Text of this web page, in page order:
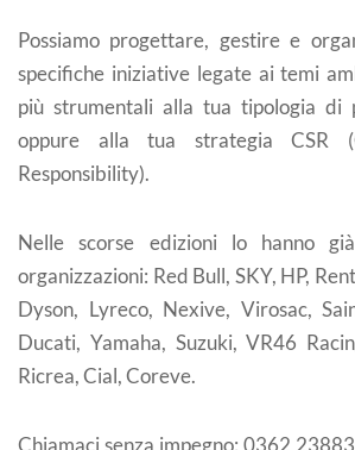
Possiamo progettare, gestire e
specifiche iniziative legate ai temi
più strumentali alla tua tipologia di
oppure alla tua strategia CSR
Responsibility).
Nelle scorse edizioni lo hanno
organizzazioni: Red Bull, SKY, HP,
Dyson, Lyreco, Nexive, Virosac,
Ducati, Yamaha, Suzuki, VR46
Ricrea, Cial, Coreve.
Chiamaci senza impegno: 0362